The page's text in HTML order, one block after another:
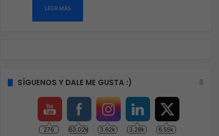
LEER MÁS
SÍGUENOS Y DALE ME GUSTA :)
276 63.02k 3.62k 3.28k 6.55k